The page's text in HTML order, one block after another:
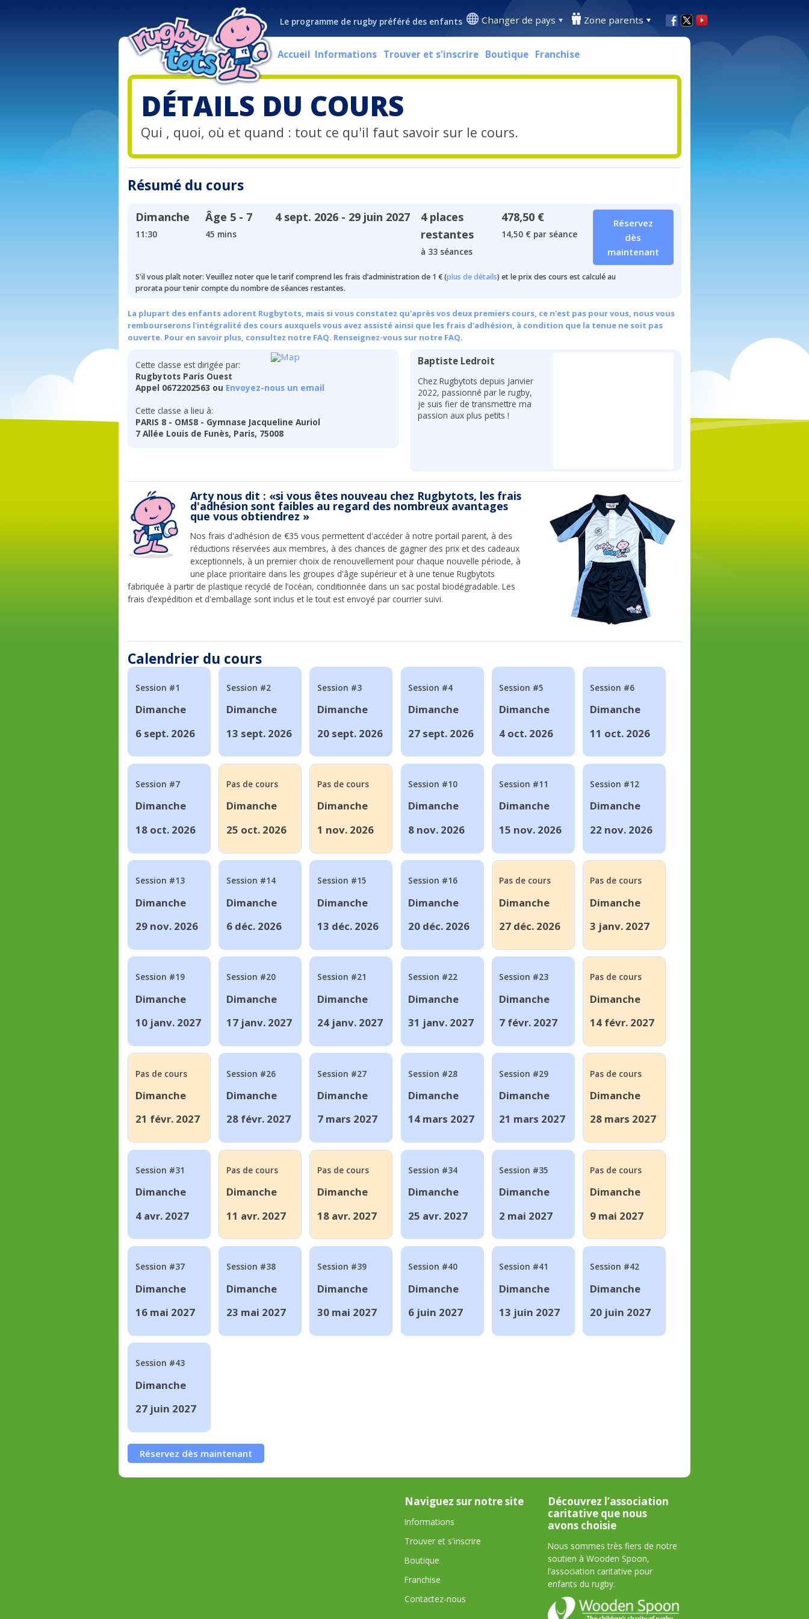
Le programme de rugby préféré des enfants Changer de pays Zone parents
Accueil Informations Trouver et s'inscrire Boutique Franchise
DÉTAILS DU COURS
Qui , quoi, où et quand : tout ce qu'il faut savoir sur le cours.
Résumé du cours
Dimanche
11:30
Âge 5 - 7
45 mins
4 sept. 2026 - 29 juin 2027
4 places
restantes
à 33 séances
478,50 €
14,50 € par séance
Réservez
dès
maintenant
S'il vous plaît noter: Veuillez noter que le tarif comprend les frais d’administration de 1 € (plus de détails) et le prix des cours est calculé au
prorata pour tenir compte du nombre de séances restantes.
La plupart des enfants adorent Rugbytots, mais si vous constatez qu'après vos deux premiers cours, ce n'est pas pour vous, nous vous
rembourserons l'intégralité des cours auxquels vous avez assisté ainsi que les frais d'adhésion, à condition que la tenue ne soit pas
ouverte. Pour en savoir plus, consultez notre FAQ. Renseignez-vous sur notre FAQ.
Cette classe est dirigée par:
Rugbytots Paris Ouest
Appel 0672202563 ou Envoyez-nous un email
Cette classe a lieu à:
PARIS 8 - OMS8 - Gymnase Jacqueline Auriol
7 Allée Louis de Funès, Paris, 75008
Baptiste Ledroit
Chez Rugbytots depuis Janvier
2022, passionné par le rugby,
je suis fier de transmettre ma
passion aux plus petits !
Arty nous dit : «si vous êtes nouveau chez Rugbytots, les frais
d'adhésion sont faibles au regard des nombreux avantages
que vous obtiendrez »
Nos frais d'adhésion de €35 vous permettent d'accéder à notre portail parent, à des
réductions réservées aux membres, à des chances de gagner des prix et des cadeaux
exceptionnels, à un premier choix de renouvellement pour chaque nouvelle période, à
une place prioritaire dans les groupes d'âge supérieur et à une tenue Rugbytots
fabriquée à partir de plastique recyclé de l’océan, conditionnée dans un sac postal biodégradable. Les
frais d’expédition et d'emballage sont inclus et le tout est envoyé par courrier suivi.
Calendrier du cours
Session #1
Dimanche
6 sept. 2026
Session #2
Dimanche
13 sept. 2026
Session #3
Dimanche
20 sept. 2026
Session #4
Dimanche
27 sept. 2026
Session #5
Dimanche
4 oct. 2026
Session #6
Dimanche
11 oct. 2026
Session #7
Dimanche
18 oct. 2026
Pas de cours
Dimanche
25 oct. 2026
Pas de cours
Dimanche
1 nov. 2026
Session #10
Dimanche
8 nov. 2026
Session #11
Dimanche
15 nov. 2026
Session #12
Dimanche
22 nov. 2026
Session #13
Dimanche
29 nov. 2026
Session #14
Dimanche
6 déc. 2026
Session #15
Dimanche
13 déc. 2026
Session #16
Dimanche
20 déc. 2026
Pas de cours
Dimanche
27 déc. 2026
Pas de cours
Dimanche
3 janv. 2027
Session #19
Dimanche
10 janv. 2027
Session #20
Dimanche
17 janv. 2027
Session #21
Dimanche
24 janv. 2027
Session #22
Dimanche
31 janv. 2027
Session #23
Dimanche
7 févr. 2027
Pas de cours
Dimanche
14 févr. 2027
Pas de cours
Dimanche
21 févr. 2027
Session #26
Dimanche
28 févr. 2027
Session #27
Dimanche
7 mars 2027
Session #28
Dimanche
14 mars 2027
Session #29
Dimanche
21 mars 2027
Pas de cours
Dimanche
28 mars 2027
Session #31
Dimanche
4 avr. 2027
Pas de cours
Dimanche
11 avr. 2027
Pas de cours
Dimanche
18 avr. 2027
Session #34
Dimanche
25 avr. 2027
Session #35
Dimanche
2 mai 2027
Pas de cours
Dimanche
9 mai 2027
Session #37
Dimanche
16 mai 2027
Session #38
Dimanche
23 mai 2027
Session #39
Dimanche
30 mai 2027
Session #40
Dimanche
6 juin 2027
Session #41
Dimanche
13 juin 2027
Session #42
Dimanche
20 juin 2027
Session #43
Dimanche
27 juin 2027
Réservez dès maintenant
Naviguez sur notre site
Informations
Trouver et s'inscrire
Boutique
Franchise
Contactez-nous
Découvrez l’association
caritative que nous
avons choisie
Nous sommes très fiers de notre
soutien à Wooden Spoon,
l’association caritative pour
enfants du rugby.